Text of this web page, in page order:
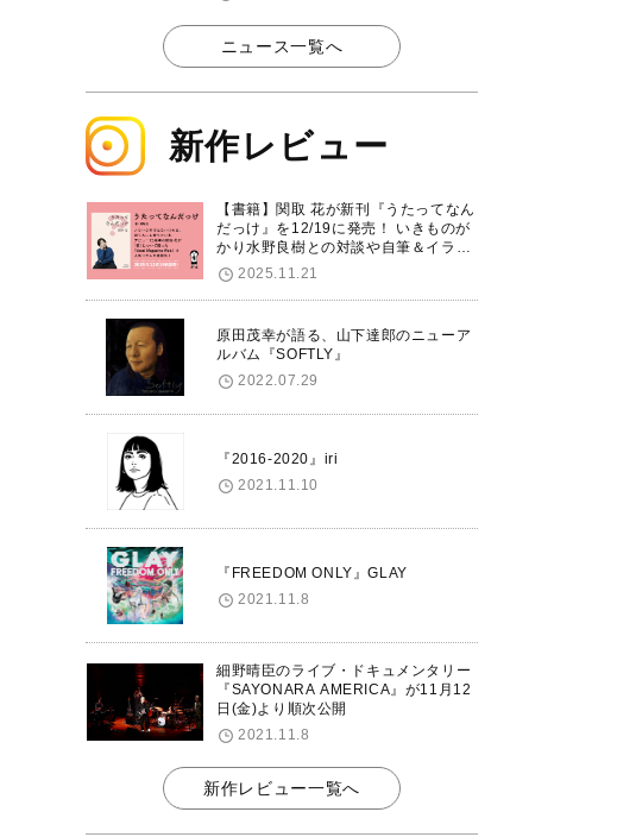
ープン！
ニュース一覧へ
新作レビュー
【書籍】関取 花が新刊『うたってなん
だっけ』を12/19に発売！ いきものが
かり水野良樹との対談や自筆＆イラス
トで綴る自分史も掲載。さらに自身の
誕生日12/18に渋谷で出版記念イベン
トを開催！
2025.11.21
原田茂幸が語る、山下達郎のニューア
ルバム『SOFTLY』
2022.07.29
『2016-2020』iri
2021.11.10
『FREEDOM ONLY』GLAY
2021.11.8
細野晴臣のライブ・ドキュメンタリー
『SAYONARA AMERICA』が11月12
日(金)より順次公開
2021.11.8
新作レビュー一覧へ